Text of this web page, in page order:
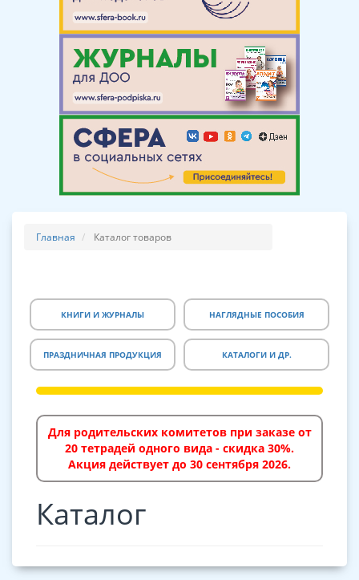
Главная Каталог товаров
КНИГИ И ЖУРНАЛЫ НАГЛЯДНЫЕ ПОСОБИЯ
ПРАЗДНИЧНАЯ ПРОДУКЦИЯ КАТАЛОГИ И ДР.
Для родительских комитетов при заказе от
20 тетрадей одного вида - скидка 30%.
Акция действует до 30 сентября 2026.
Каталог